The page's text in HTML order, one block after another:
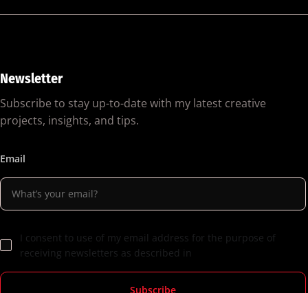
Newsletter
Subscribe to stay up-to-date with my latest creative
projects, insights, and tips.
Email
I consent to use of my email address for the purpose of
receiving newsletters as described in